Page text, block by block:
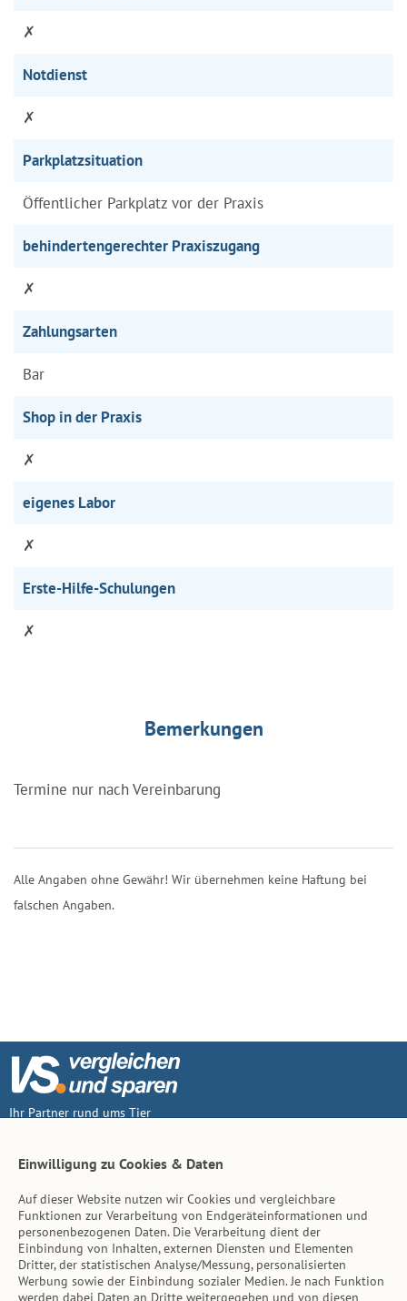
✗
Notdienst
✗
Parkplatzsituation
Öffentlicher Parkplatz vor der Praxis
behindertengerechter Praxiszugang
✗
Zahlungsarten
Bar
Shop in der Praxis
✗
eigenes Labor
✗
Erste-Hilfe-Schulungen
✗
Bemerkungen
Termine nur nach Vereinbarung
Alle Angaben ohne Gewähr! Wir übernehmen keine Haftung bei
falschen Angaben.
Ihr Partner rund ums Tier
Inhalt
Tierarzt-Suche
Hinweise
Einwilligung zu Cookies & Daten
Auf dieser Website nutzen wir Cookies und vergleichbare
Funktionen zur Verarbeitung von Endgeräteinformationen und
personenbezogenen Daten. Die Verarbeitung dient der
Einbindung von Inhalten, externen Diensten und Elementen
Dritter, der statistischen Analyse/Messung, personalisierten
Werbung sowie der Einbindung sozialer Medien. Je nach Funktion
werden dabei Daten an Dritte weitergegeben und von diesen